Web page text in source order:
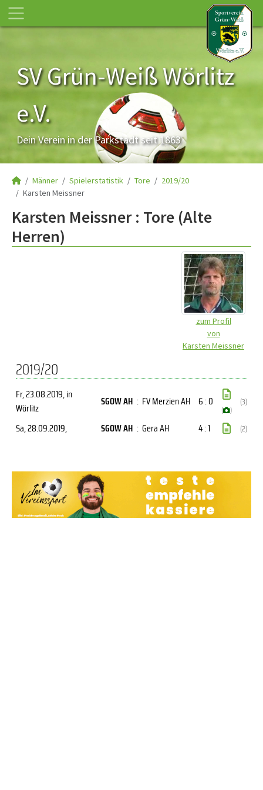
SV Grün-Weiß Wörlitz
e.V.
Dein Verein in der Parkstadt seit 1863
Männer Spielerstatistik Tore
2019/20
Karsten Meissner
Karsten Meissner : Tore (Alte
Herren)
zum Profil
von
Karsten Meissner
2019/20
Fr, 23.08.2019, in
Wörlitz
SGOW AH : FV Merzien AH 6 : 0
( )
(3)
Sa, 28.09.2019, SGOW AH : Gera AH 4 : 1 (2)